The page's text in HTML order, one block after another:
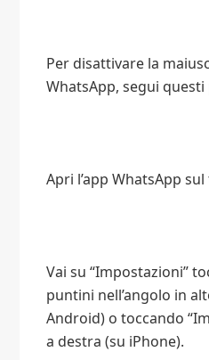
Per disattivare la
WhatsApp, segui questi
Apri l’app WhatsApp
Vai su “Impostazioni”
puntini nell’angolo in
Android) o toccando
a destra (su iPhone).